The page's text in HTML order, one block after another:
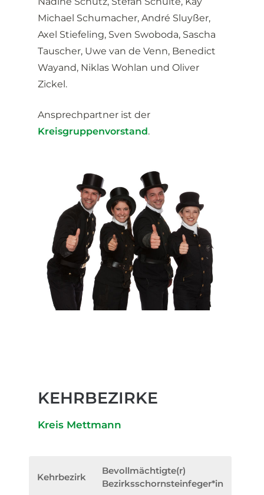
Michael Schumacher, André Sluyßer,
Axel Stiefeling, Sven Swoboda, Sascha
Tauscher, Uwe van de Venn, Benedict
Wayand, Niklas Wohlan und Oliver
Zickel.
Ansprechpartner ist der
Kreisgruppenvorstand.
KEHRBEZIRKE
Kreis Mettmann
Kehrbezirk
Bevollmächtigte(r)
Bezirksschornsteinfeger*in